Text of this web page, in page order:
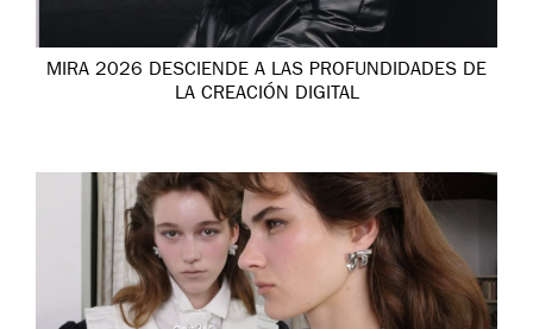
MIRA 2026 DESCIENDE A LAS PROFUNDIDADES DE
LA CREACIÓN DIGITAL